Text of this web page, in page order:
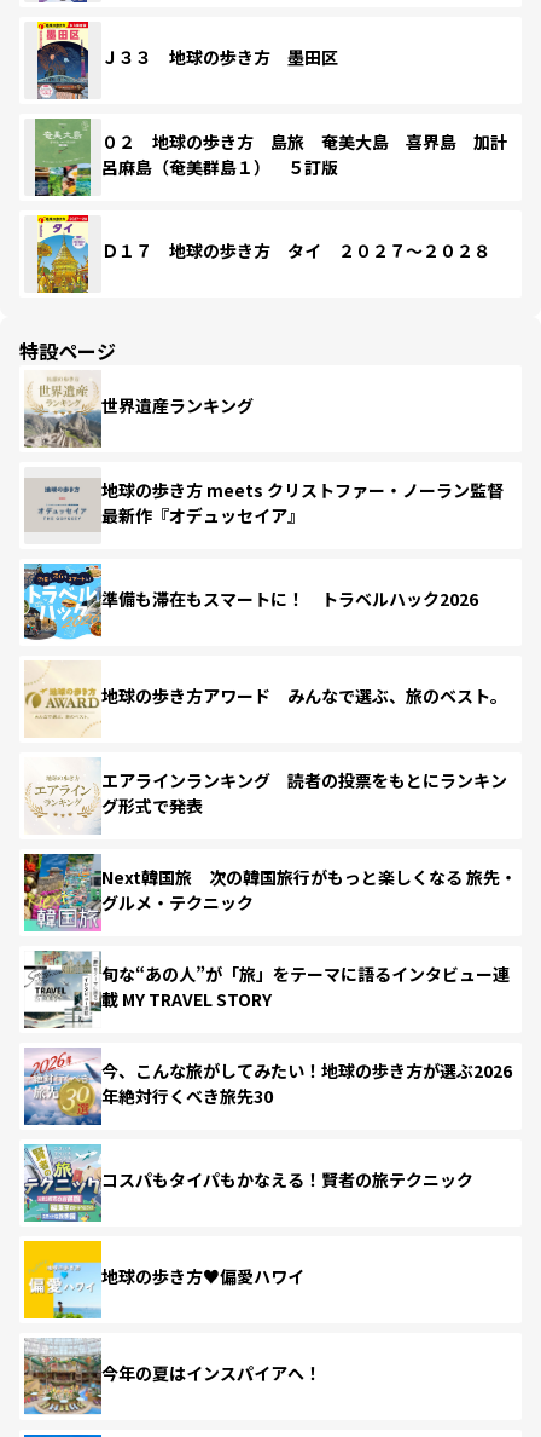
Ｊ３３ 地球の歩き方 墨田区
０２ 地球の歩き方 島旅 奄美大島 喜界島 加計
呂麻島（奄美群島１） ５訂版
Ｄ１７ 地球の歩き方 タイ ２０２７～２０２８
特設ページ
世界遺産ランキング
地球の歩き方 meets クリストファー・ノーラン監督
最新作『オデュッセイア』
準備も滞在もスマートに！ トラベルハック2026
地球の歩き方アワード みんなで選ぶ、旅のベスト。
エアラインランキング 読者の投票をもとにランキン
グ形式で発表
Next韓国旅 次の韓国旅行がもっと楽しくなる 旅先・
グルメ・テクニック
旬な“あの人”が「旅」をテーマに語るインタビュー連
載 MY TRAVEL STORY
今、こんな旅がしてみたい！地球の歩き方が選ぶ2026
年絶対行くべき旅先30
コスパもタイパもかなえる！賢者の旅テクニック
地球の歩き方♥偏愛ハワイ
今年の夏はインスパイアへ！